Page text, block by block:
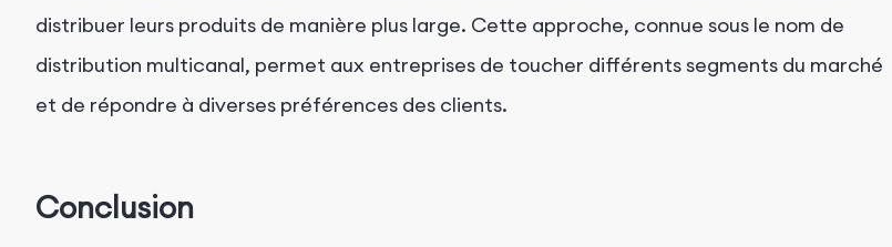
distribuer leurs produits de manière plus large. Cette approche, connue sous le nom de
distribution multicanal, permet aux entreprises de toucher différents segments du marché
et de répondre à diverses préférences des clients.
Conclusion